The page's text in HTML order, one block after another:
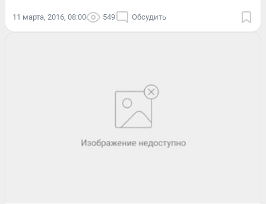
11 марта, 2016, 08:00 549 Обсудить